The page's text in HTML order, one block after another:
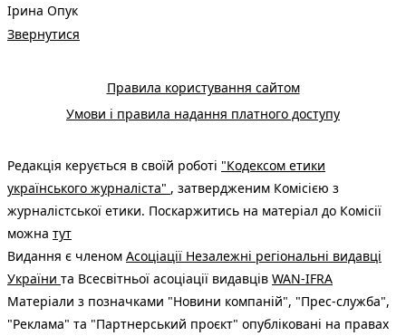
Ірина Опук
Звернутися
Правила користування сайтом
Умови і правила надання платного доступу
Редакція керується в своїй роботі "Кодексом етики
українського журналіста" , затвердженим Комісією з
журналістської етики. Поскаржитись на матеріал до Комісії
можна тут
Видання є членом Асоціації Незалежні регіональні видавці
України та Всесвітньої асоціації видавців WAN-IFRA
Матеріали з позначками "Новини компаній", "Прес-служба",
"Реклама" та "Партнерський проєкт" опубліковані на правах